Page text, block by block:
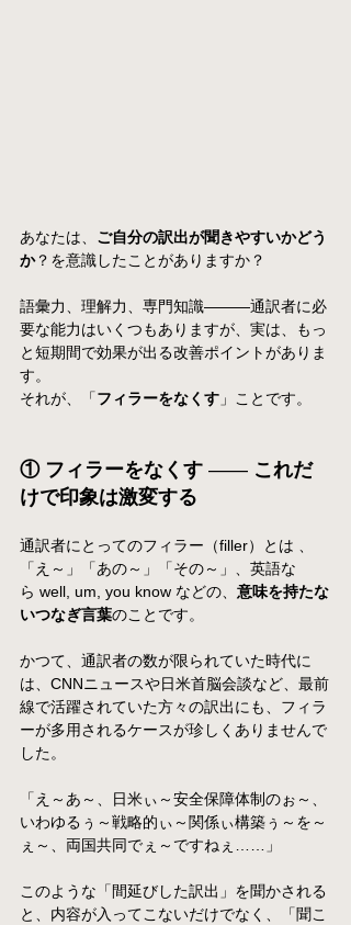
あなたは、 ご自分の訳出が聞きやすいかどう
か？を意識したことがありますか？
語彙力、理解力、専門知識―――通訳者に必
要な能力はいくつもありますが、実は、もっ
と短期間で効果が出る改善ポイントがありま
す。
それが、「フィラーをなくす 」ことです。
① フィラーをなくす ―― これだ
けで印象は激変する
通訳者にとってのフィラー（filler）とは 、
「え～」「あの～」「その～」、英語な
ら well, um, you know などの、 意味を持たな
いつなぎ言葉のことです。
かつて、通訳者の数が限られていた時代に
は、CNNニュースや日米首脳会談など、最前
線で活躍されていた方々の訳出にも、フィラ
ーが多用されるケースが珍しくありませんで
した。
「え～あ～、日米ぃ～安全保障体制のぉ～、
いわゆるぅ～戦略的ぃ～関係ぃ構築ぅ～を～
ぇ～、両国共同でぇ～ですねぇ……」
このような「間延びした訳出」を聞かされる
と、内容が入ってこないだけでなく、「聞こ